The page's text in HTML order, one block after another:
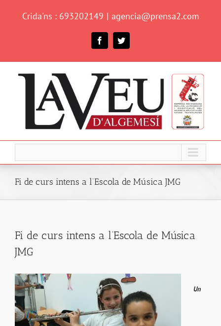
Crida'ns : 693202149 | agencia@prensa2.com
FacebookTwitter
Fi de curs intens a l’Escola de Música JMG
Fi de curs intens a l’Escola de Música
JMG
Un